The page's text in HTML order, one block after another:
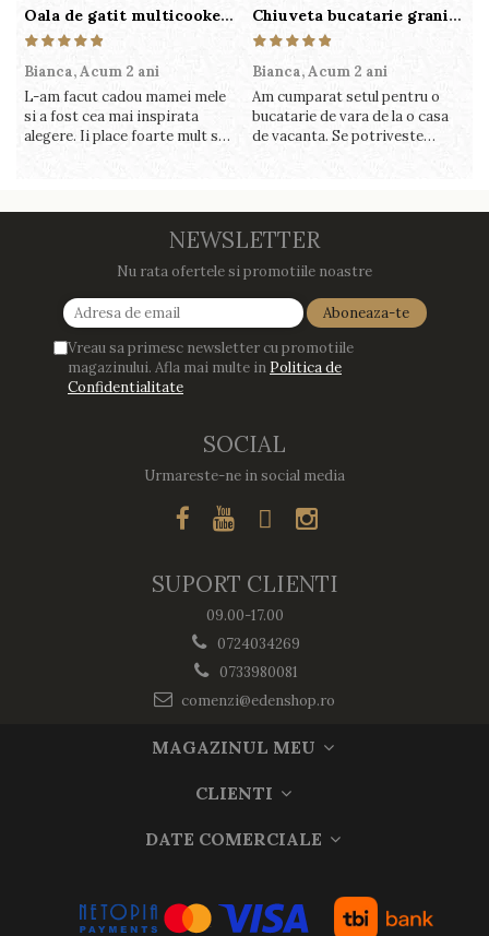
Oala de gatit multicooker 11 functii Instant Pot Pro Crisp 8 + Air Fryer 7.6 lt
Bianca,Acum 2 ani
L-am facut cadou mamei mele
si a fost cea mai inspirata
alegere. Ii place foarte mult sa
gandesc serios sa imi cumpar
si eu! Recomand mult !
Chiuveta bucatarie granit cu finisaj negru perlat/cupru Steingran Art Copper cu dozator si baterie Quadron
Bianca,Acum 2 ani
Am cumparat setul pentru o
bucatarie de vara de la o casa
de vacanta. Se potriveste
cu drag !
NEWSLETTER
Nu rata ofertele si promotiile noastre
Vreau sa primesc newsletter cu promotiile
magazinului. Afla mai multe in Politica de
Confidentialitate
SOCIAL
Urmareste-ne in social media
SUPORT CLIENTI
09.00-17.00
0724034269
0733980081
comenzi@edenshop.ro
MAGAZINUL MEU
CLIENTI
DATE COMERCIALE